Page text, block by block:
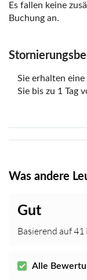
Es fallen keine
Buchung an.
Sie erhalten
Sie bis zu 1 Tag
Was andere
Gut
Basierend auf
Alle